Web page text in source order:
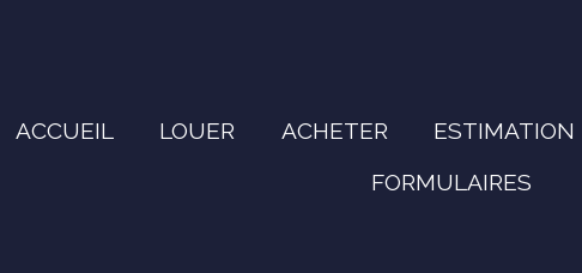
ACCUEIL LOUER ACHETER
ESTIMATION
FORMULAIRES